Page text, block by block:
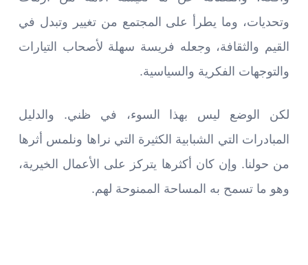
وتحديات، وما يطرأ على المجتمع من تغيير وتبدل في
القيم والثقافة، وجعله فريسة سهلة لأصحاب التيارات
والتوجهات الفكرية والسياسية.
لكن الوضع ليس بهذا السوء، في ظني. والدليل
المبادرات التي الشبابية الكثيرة التي نراها ونلمس أثرها
من حولنا. وإن كان أكثرها يتركز على الأعمال الخيرية،
وهو ما تسمح به المساحة الممنوحة لهم.